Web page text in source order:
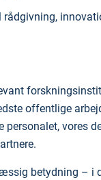
offentlige
personalet, vores
betydning –